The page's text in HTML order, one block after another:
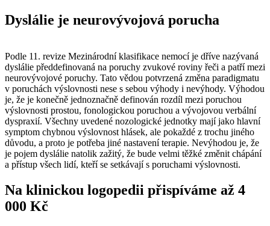
Dyslálie je neurovývojová porucha
Podle 11. revize Mezinárodní klasifikace nemocí je dříve nazývaná
dyslálie předdefinovaná na poruchy zvukové roviny řeči a patří mezi
neurovývojové poruchy. Tato vědou potvrzená změna paradigmatu
v poruchách výslovnosti nese s sebou výhody i nevýhody. Výhodou
je, že je konečně jednoznačně definován rozdíl mezi poruchou
výslovnosti prostou, fonologickou poruchou a vývojovou verbální
dyspraxií. Všechny uvedené nozologické jednotky mají jako hlavní
symptom chybnou výslovnost hlásek, ale pokaždé z trochu jiného
důvodu, a proto je potřeba jiné nastavení terapie. Nevýhodou je, že
je pojem dyslálie natolik zažitý, že bude velmi těžké změnit chápání
a přístup všech lidí, kteří se setkávají s poruchami výslovnosti.
Na klinickou logopedii přispíváme až 4
000 Kč